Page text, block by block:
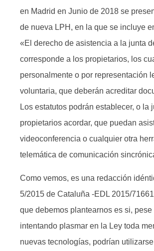
en Madrid en Junio de 2018 se
de nueva LPH, en la que se incluye
«El derecho de asistencia a la junta
corresponde a los propietarios, los
personalmente o por representación
voluntaria, que deberán acreditar
Los estatutos podrán establecer, o la
propietarios acordar, que puedan
videoconferencia o cualquier otra
telemática de comunicación
Como vemos, es una redacción
5/2015 de Cataluña -EDL 2015/
que debemos plantearnos es si, pese
intentando plasmar en la Ley toda
nuevas tecnologías, podrían